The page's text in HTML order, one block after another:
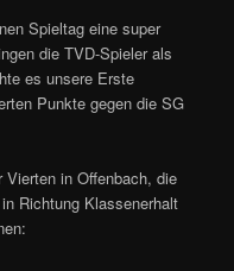
Spieltag eine super
die TVD-Spieler als
es unsere Erste
Punkte gegen die SG
in Offenbach, die
Richtung Klassenerhalt